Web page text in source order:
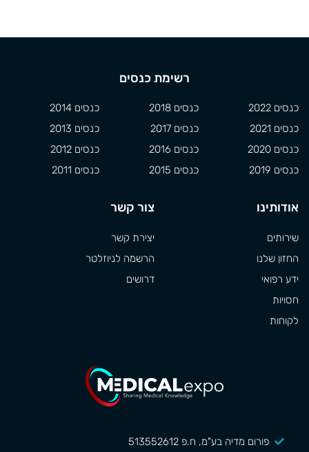
פורום מדיה בע"מ, ח.פ 513552612
רשימת כנסים
כנסים 2022
כנסים 2021
כנסים 2020
כנסים 2019
כנסים 2018
כנסים 2017
כנסים 2016
כנסים 2015
כנסים 2014
כנסים 2013
כנסים 2012
כנסים 2011
אודותינו
שירותים
החזון שלנו
ידע רפואי
חסויות
לקוחות
צור קשר
יצירת קשר
הרשמה לניוזלטר
דרושים